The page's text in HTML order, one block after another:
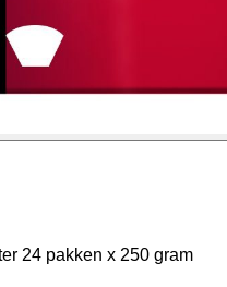
24 pakken x 250 gram